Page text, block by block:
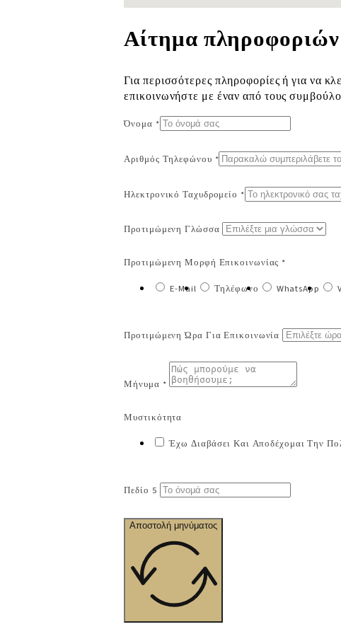
Αίτημα πληροφοριών
Για περισσότερες πληροφορίες ή για να
επικοινωνήστε με έναν από τους
Όνομα *
Αριθμός Τηλεφώνου *
Ηλεκτρονικό Ταχυδρομείο *
Προτιμώμενη Γλώσσα
Προτιμώμενη Μορφή Επικοινωνίας *
E-Mail Τηλέφωνο WhatsApp
Προτιμώμενη Ώρα Για Επικοινωνία
Μήνυμα *
Μυστικότητα
Έχω Διαβάσει Και Αποδέχομαι Την
Πεδίο 5
Αποστολή μηνύματος